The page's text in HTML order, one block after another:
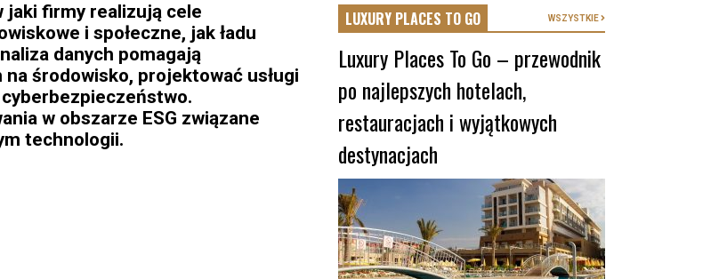
jaki firmy realizują cele
i społeczne, jak ładu
danych pomagają
środowisko, projektować usługi
w obszarze ESG związane
technologii.
LUXURY PLACES TO GO WSZYSTKIE
Luxury Places To Go – przewodnik
po najlepszych hotelach,
restauracjach i wyjątkowych
destynacjach